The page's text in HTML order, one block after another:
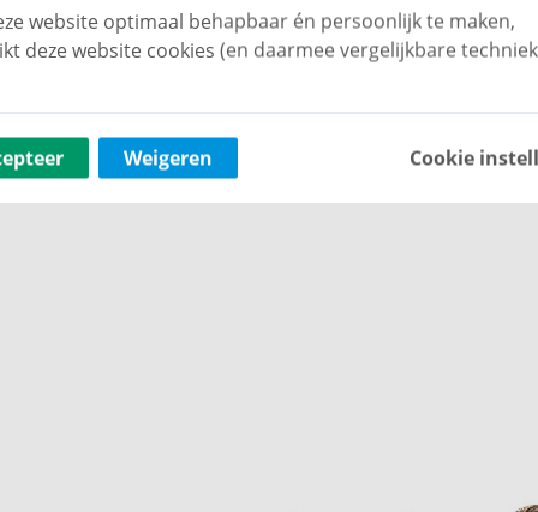
voorzien van diverse inbouwapparatuur,
koelkast, diepvries, vaatwasser en een combi
website optimaal behapbaar én persoonlijk te maken,
deze website cookies (en daarmee vergelijkbare
Weigeren Cookie